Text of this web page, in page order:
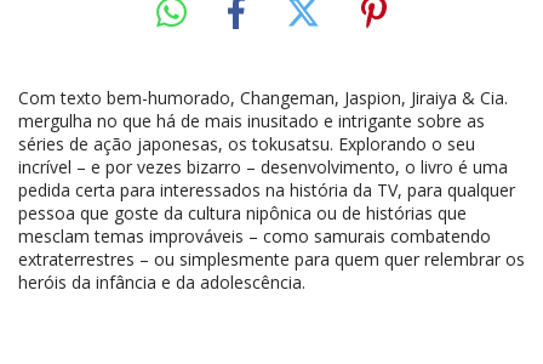
Com texto bem-humorado, Changeman, Jaspion, Jiraiya & Cia.
mergulha no que há de mais inusitado e intrigante sobre as
séries de ação japonesas, os tokusatsu. Explorando o seu
incrível – e por vezes bizarro – desenvolvimento, o livro é uma
pedida certa para interessados na história da TV, para qualquer
pessoa que goste da cultura nipônica ou de histórias que
mesclam temas improváveis – como samurais combatendo
extraterrestres – ou simplesmente para quem quer relembrar os
heróis da infância e da adolescência.